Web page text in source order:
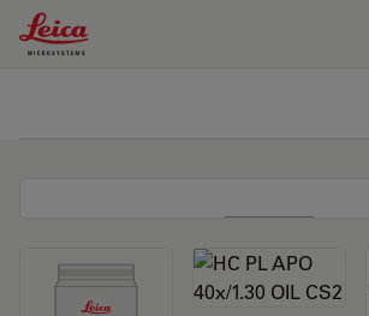
Leica Microsystems Logo